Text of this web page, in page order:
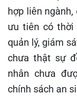
hợp liên
ưu tiên có thời
quản lý, giám
chưa thật sự
nhân chưa
chính sách an